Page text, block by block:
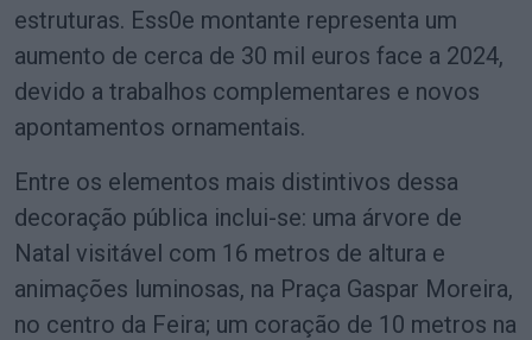
estruturas. Ess0e montante representa um
aumento de cerca de 30 mil euros face a 2024,
devido a trabalhos complementares e novos
apontamentos ornamentais.
Entre os elementos mais distintivos dessa
decoração pública inclui-se: uma árvore de
Natal visitável com 16 metros de altura e
animações luminosas, na Praça Gaspar Moreira,
no centro da Feira; um coração de 10 metros na